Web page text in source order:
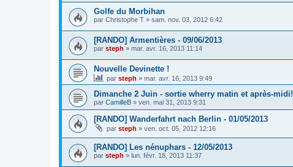
Golfe du Morbihan
par Christophe T » sam. nov. 03, 2012 6:42
[RANDO] Armentières - 09/06/2013
par steph » mar. avr. 16, 2013 11:14
Nouvelle Devinette !
par steph » mar. avr. 16, 2013 9:49
Dimanche 2 Juin - sortie wherry matin et après-midi!
par CamilleB » ven. mai 31, 2013 9:31
[RANDO] Wanderfahrt nach Berlin - 01/05/2013
par steph » ven. oct. 05, 2012 12:16
[RANDO] Les nénuphars - 12/05/2013
par steph » lun. févr. 18, 2013 11:37